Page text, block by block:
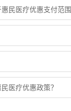
民医疗优惠支付范围
医疗优惠政策？